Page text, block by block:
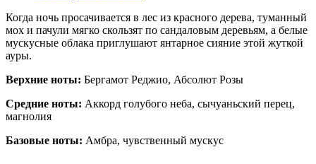
Когда ночь просачивается в лес из красного дерева, туманный
мох и пачули мягко скользят по сандаловым деревьям, а белые
мускусные облака приглушают янтарное сияние этой жуткой
ауры.
Верхние ноты: Бергамот Реджио, Абсолют Розы
Средние ноты: Аккорд голубого неба, сычуаньский перец,
магнолия
Базовые ноты: Амбра, чувственный мускус